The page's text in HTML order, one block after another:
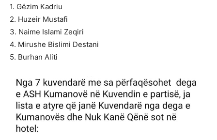
1. Gëzim Kadriu
2. Huzeir Mustafi
3. Naime Islami Zeqiri
4. Mirushe Bislimi Destani
5. Burhan Aliti